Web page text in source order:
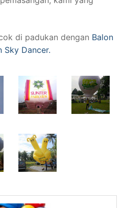
di padukan dengan Balon
Sky Dancer.